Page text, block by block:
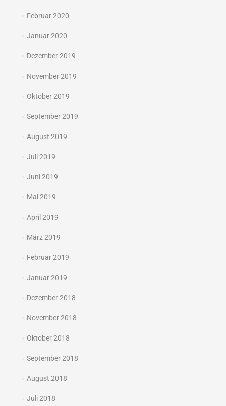
Februar 2020
Januar 2020
Dezember 2019
November 2019
Oktober 2019
September 2019
August 2019
Juli 2019
Juni 2019
Mai 2019
April 2019
März 2019
Februar 2019
Januar 2019
Dezember 2018
November 2018
Oktober 2018
September 2018
August 2018
Juli 2018